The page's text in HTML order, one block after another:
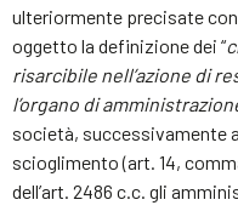
ulteriormente precisate
oggetto la definizione dei “
risarcibile nell’azione di
l’organo di
società, successivamente
scioglimento (art. 14,
dell’art. 2486 c.c. gli